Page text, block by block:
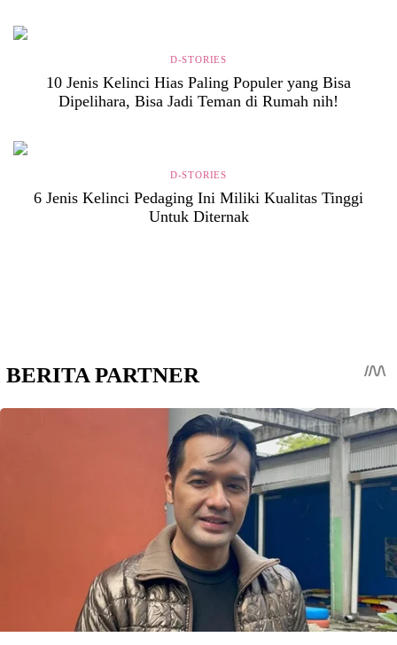
D-STORIES
10 Jenis Kelinci Hias Paling Populer yang Bisa
Dipelihara, Bisa Jadi Teman di Rumah nih!
D-STORIES
6 Jenis Kelinci Pedaging Ini Miliki Kualitas Tinggi
Untuk Diternak